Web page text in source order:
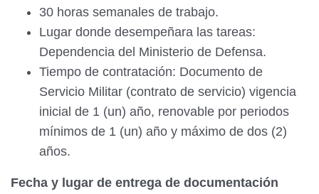
30 horas semanales de trabajo.
Lugar donde desempeñara las tareas:
Dependencia del Ministerio de Defensa.
Tiempo de contratación: Documento de
Servicio Militar (contrato de servicio) vigencia
inicial de 1 (un) año, renovable por periodos
mínimos de 1 (un) año y máximo de dos (2)
años.
Fecha y lugar de entrega de documentación